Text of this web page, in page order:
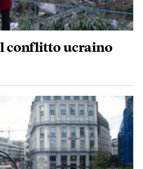
conflitto ucraino